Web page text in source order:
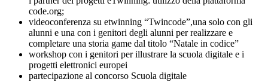
code.org;
videoconferenza su etwinning “Twincode”,una solo con gli
alunni e una con i genitori degli alunni per realizzare e
completare una storia game dal titolo “Natale in codice”
workshop con i genitori per illustrare la scuola digitale e i
progetti elettronici europei
partecipazione al concorso Scuola digitale